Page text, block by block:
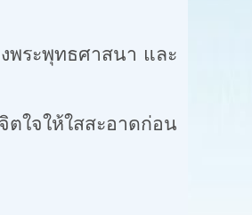
พระพุทธศาสนา และ
ใจให้ใสสะอาดก่อน